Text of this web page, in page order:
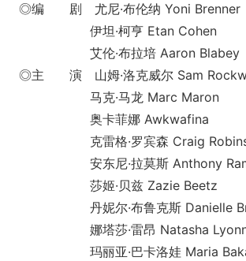
◎编 剧 尤尼·布伦纳 Yoni Brenner
伊坦·柯亨 Etan Cohen
艾伦·布拉培 Aaron Blabey
◎主 演 山姆·洛克威尔 Sam
马克·马龙 Marc Maron
奥卡菲娜 Awkwafina
克雷格·罗宾森 Craig
安东尼·拉莫斯 Anthony
莎姬·贝兹 Zazie Beetz
丹妮尔·布鲁克斯 Danielle
娜塔莎·雷昂 Natasha
玛丽亚·巴卡洛娃 Maria